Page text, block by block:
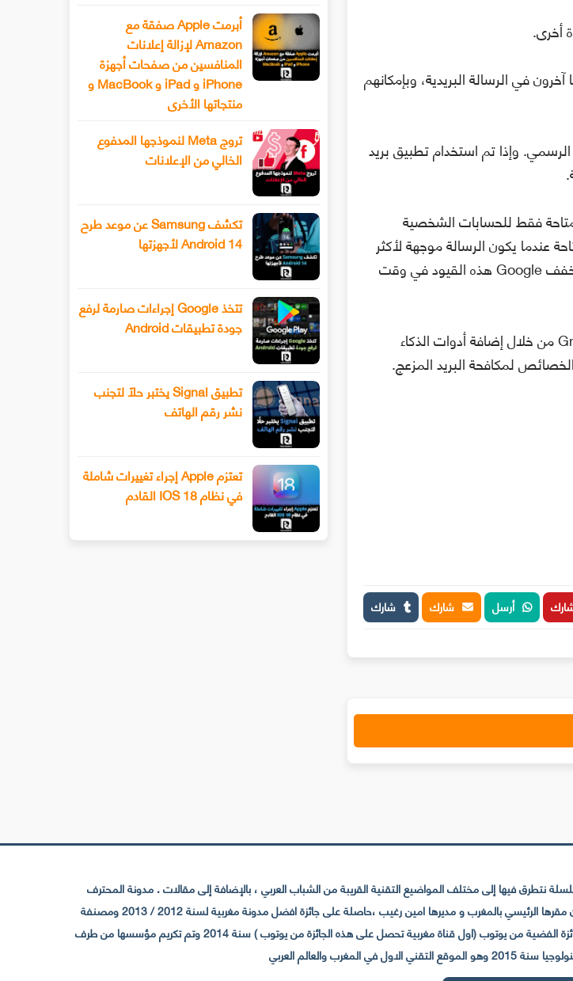
أخرى.
في الرسالة البريدية، وبإمكانهم
كما انه للاستفادة الكاملة من هذه الخاصية، يُفضل استخدام تطبيق Gmail الرسمي. وإذا تم استخدام تطبيق بريد
فقط للحسابات الشخصية
عندما يكون الرسالة موجهة لأكثر
من 20 شخصًا أو في رسائل القوائم البريدية وما إلى ذلك. من الممكن أن تخفف Google هذه القيود في وقت
بالإضافة إلى ذلك، تسعى Google إلى تحسين خدمة البريد الإلكتروني Gmail من خلال إضافة أدوات الذكاء
لمكافحة البريد المزعج.
أرسل شارك شارك
أبرمت Apple صفقة مع
Amazon لإزالة إعلانات
المنافسين من صفحات أجهزة
iPhone و iPad و MacBook و
منتجاتها الأخرى
تروج Meta لنموذجها المدفوع
الخالي من الإعلانات
تكشف Samsung عن موعد طرح
Android 14 لأجهزتها
تتخذ Google إجراءات صارمة لرفع
جودة تطبيقات Android
تطبيق Signal يختبر حلًا لتجنب
نشر رقم الهاتف
تعتزم Apple إجراء تغييرات شاملة
في نظام IOS 18 القادم
فيها إلى مختلف المواضيع التقنية القريبة من الشباب العربي ، بالإضافة إلى مقالات . مدونة المحترف
تأسست سنة 2009 حيث تستقطب الآن عدد كبير من الزوار من كافة ربوع الوطن العربي ، حيث ان مقرها الرئيسي بالمغرب و مديرها امين رغيب ،حاصلة على جائزة افضل مدونة مغربية لسنة 2012 / 2013 ومصنفة
ضمن افضل 10 مدونات عربية حسب المركز الدولي للصحفيين ICFJ سنة 2013 وحاصلة على الجائزة الفضية من يوتوب (اول قناة مغربية تحصل على هذه الجائزة من يوتوب ) سنة 2014 وتم تكريم مؤسسها من طرف
والعالم العربي